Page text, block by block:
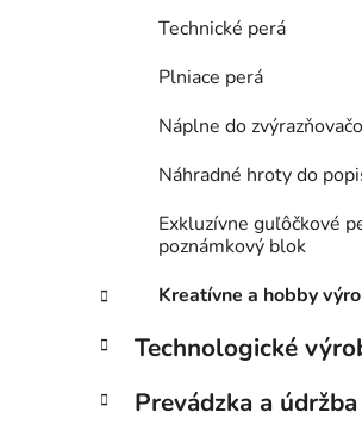
Technické perá
Plniace perá
Náplne do
Náhradné hroty do
Exkluzívne guľôčkové
poznámkový blok
Kreatívne a hobby
Technologické
Prevádzka a údržba